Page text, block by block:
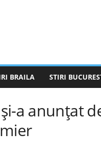
BRAILA STIRI
a anunțat